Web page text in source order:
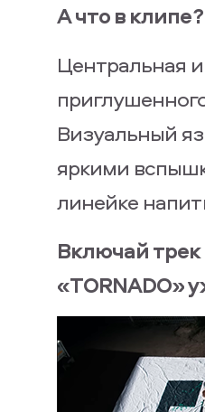
А что в клипе?
Центральная
Визуальный
яркими
линейке
Включай
«TORNADO»